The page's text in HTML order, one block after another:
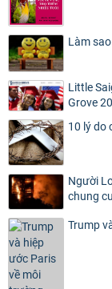
Làm
Little
Grove
10 lý do
Người
chung
Trump